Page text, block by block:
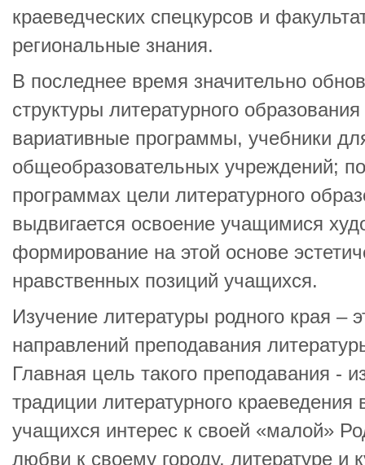
краеведческих спецкурсов и
региональные знания.
В последнее время значительно
структуры литературного
вариативные программы, учебники
общеобразовательных учреждений;
программах цели литературного
выдвигается освоение учащимися
формирование на этой основе
нравственных позиций учащихся.
Изучение литературы родного края –
направлений преподавания
Главная цель такого преподавания -
традиции литературного
учащихся интерес к своей «малой»
любви к своему городу, литературе и